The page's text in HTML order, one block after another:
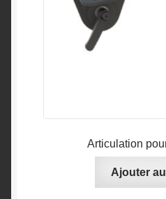
Articulation
Ajouter